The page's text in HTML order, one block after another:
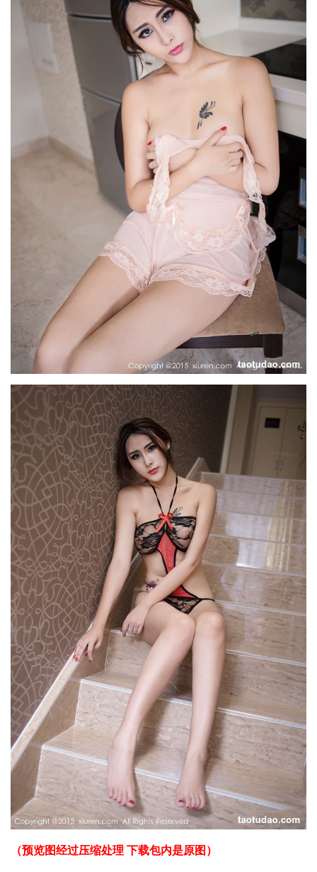
（预览图经过压缩处理 下载包内是原图）